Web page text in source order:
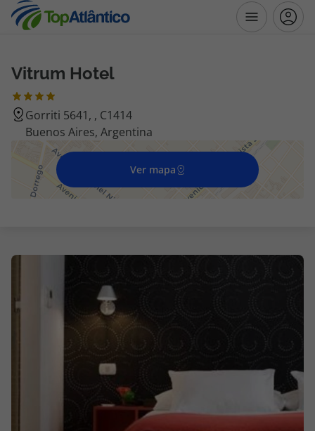
Destinos
Voos
Hotéis
Voos + Hotel
Escapadinhas
Especialistas
Vitrum Hotel
Gorriti 5641, , C1414
Buenos Aires, Argentina
Ver mapa